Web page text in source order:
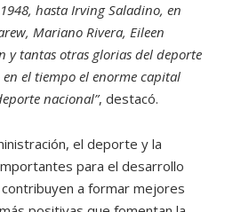
hasta Irving Saladino, en
Mariano Rivera, Eileen
y tantas otras glorias del deporte
el tiempo el enorme capital
nacional”, destacó.
el deporte y la
para el desarrollo
a formar mejores